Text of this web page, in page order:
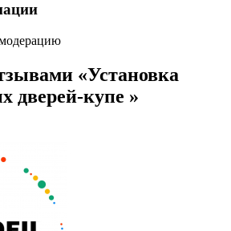
«Установка
дверей-купе »